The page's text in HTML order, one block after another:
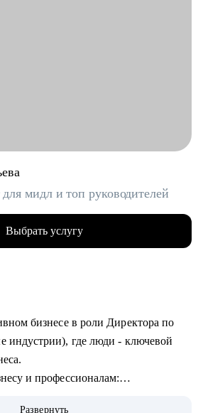
мидл и топ руководителей
Выбрать услугу
бизнесе в роли Директора по
индустрии), где люди - ключевой
и профессионалам:
Развернуть